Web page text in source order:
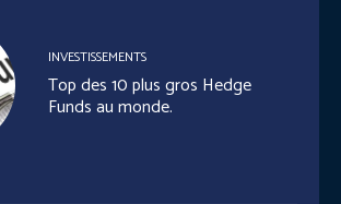
INVESTISSEMENTS
Top des 10 plus gros Hedge
Funds au monde.